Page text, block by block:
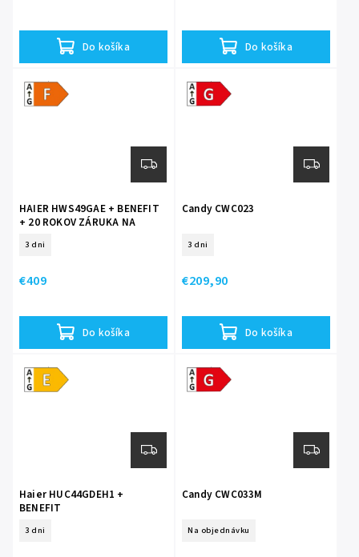
Do košíka Do košíka
Energetická
trieda F
HAIER HWS49GAE + BENEFIT
+ 20 ROKOV ZÁRUKA NA
3 dni
€409
Do košíka
Energetická
trieda G
Candy CWC023
3 dni
€209,90
Do košíka
Energetická
trieda E
Haier HUC44GDEH1 +
BENEFIT
3 dni
Energetická
trieda G
Candy CWC033M
Na objednávku